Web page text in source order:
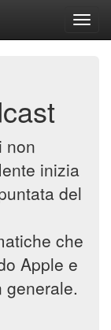
non
inizia
del
che
Apple e
generale.